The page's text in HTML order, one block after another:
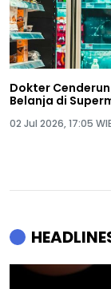
Dokter
Belanja di
02 Jul 2026, 17:05